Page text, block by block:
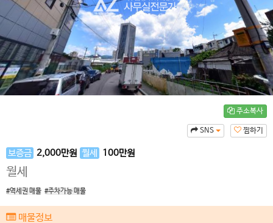
주소복사
찜하기
SNS
보증금 2,000만원 월세 100만원
월세
#역세권 매물 #주차가능 매물
매물정보